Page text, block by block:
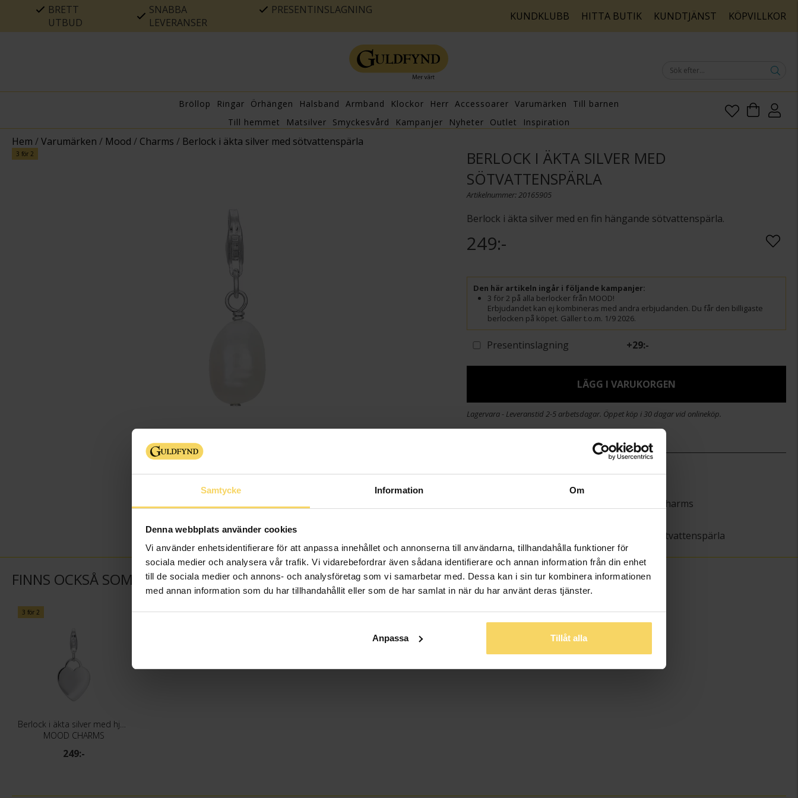
Samtycke Information Om
Denna webbplats använder cookies
Vi använder enhetsidentifierare för att anpassa innehållet och annonserna till användarna, tillhandahålla funktioner för
sociala medier och analysera vår trafik. Vi vidarebefordrar även sådana identifierare och annan information från din enhet
till de sociala medier och annons- och analysföretag som vi samarbetar med. Dessa kan i sin tur kombinera informationen
med annan information som du har tillhandahållit eller som de har samlat in när du har använt deras tjänster.
Anpassa Tillåt alla
BRETT
UTBUD
SNABBA
LEVERANSER
PRESENTINSLAGNING KUNDKLUBB HITTA BUTIK KUNDTJÄNST KÖPVILLKOR
Bröllop Ringar Örhängen Halsband Armband Klockor Herr Accessoarer Varumärken
Till barnen
Till hemmet
Matsilver Smyckesvård Kampanjer Nyheter Outlet Inspiration
Hem /Varumärken / Mood / Charms / Berlock i äkta silver med sötvattenspärla
3 för 2
BERLOCK I ÄKTA SILVER MED
SÖTVATTENSPÄRLA
Artikelnummer: 20165905
Berlock i äkta silver med en fin hängande sötvattenspärla.
249:-
Den här artikeln ingår i följande kampanjer:
3 för 2 på alla berlocker från MOOD!
Erbjudandet kan ej kombineras med andra erbjudanden. Du får den billigaste
berlocken på köpet. Gäller t.o.m. 1/9 2026.
Presentinslagning +29:-
LÄGG I VARUKORGEN
Lagervara - Leveranstid 2-5 arbetsdagar. Öppet köp i 30 dagar vid onlineköp.
Bredd ca (mm)
8,8
MOOD Charms
Odlad sötvattenspärla
FINNS OCKSÅ SOM
3 för 2
Berlock i äkta silver med hjärta
MOOD CHARMS
249:-